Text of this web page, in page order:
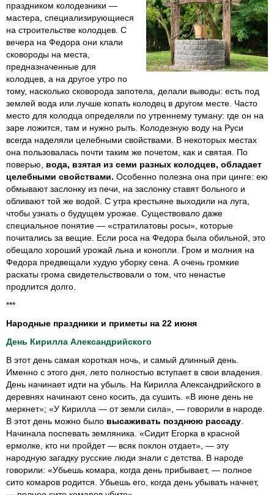
праздником колодезники —
мастера, специализирующиеся
на строительстве колодцев. С
вечера на Федора они клали
сковороды на места,
предназначенные для
колодцев, а на другое утро по
тому, насколько сковорода запотела, делали выводы: есть под
землей вода или лучше копать колодец в другом месте. Часто
место для колодца определяли по утреннему туману: где он на
заре ложится, там и нужно рыть. Колодезную воду на Руси
всегда наделяли целебными свойствами. В некоторых местах
она пользовалась почти таким же почетом, как и святая. По
поверью, вода, взятая из семи разных колодцев, обладает
целебными свойствами. Особенно полезна она при цинге: ею
обмывают заслонку из печи, на заслонку ставят больного и
обливают той же водой. С утра крестьяне выходили на луга,
чтобы узнать о будущем урожае. Существовало даже
специальное понятие — «стратилатовы росы», которые
почитались за вещие. Если роса на Федора была обильной, это
обещало хороший урожай льна и конопли. Гром и молния на
Федора предвещали худую уборку сена. А очень громкие
раскаты грома свидетельствовали о том, что ненастье
продлится долго.
***
Народные праздники и приметы на 22 июня
День Кирилла Александрийского
В этот день самая короткая ночь, и самый длинный день.
Именно с этого дня, лето полностью вступает в свои владения.
День начинает идти на убыль. На Кирилла Александрийского в
деревнях начинают сено косить, да сушить. «В июне день не
меркнет»; «У Кирилла — от земли сила», — говорили в народе.
В этот день можно было высаживать позднюю рассаду
Начинала поспевать земляника. «Сидит Егорка в красной
ермолке, кто ни пройдет — всяк поклон отдает», — эту
народную загадку русские люди знали с детства. В народе
говорили: «Убьешь комара, когда день прибывает, — полное
сито комаров родится. Убьешь его, когда день убывать начнет,